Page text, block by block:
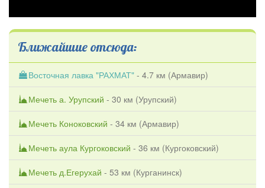
Ближайшие отсюда:
Восточная лавка "РАХМАТ" - 4.7 км (Армавир)
Мечеть а. Урупский - 30 км (Урупский)
Мечеть Коноковский - 34 км (Армавир)
Мечеть аула Кургоковский - 36 км (Кургоковский)
Мечеть д.Егерухай - 53 км (Курганинск)